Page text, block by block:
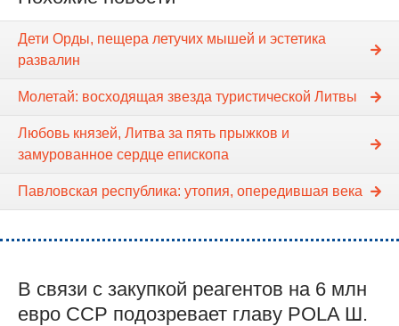
Дети Орды, пещера летучих мышей и эстетика
развалин
Молетай: восходящая звезда туристической Литвы
Любовь князей, Литва за пять прыжков и
замурованное сердце епископа
Павловская республика: утопия, опередившая века
В связи с закупкой реагентов на 6 млн
евро ССР подозревает главу POLA Ш.